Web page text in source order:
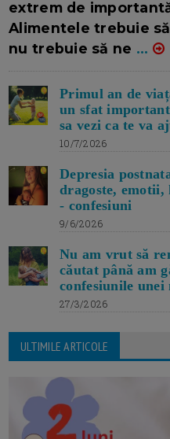
extrem de
Alimentele trebuie
nu trebuie să ne ...
Primul an de
un sfat
sa vezi ca te va
10/7/2026
Depresia
dragoste, emotii,
- confesiuni
9/6/2026
Nu am vrut să
căutat până am
confesiunile unei
27/3/2026
ULTIMILE ARTICOLE